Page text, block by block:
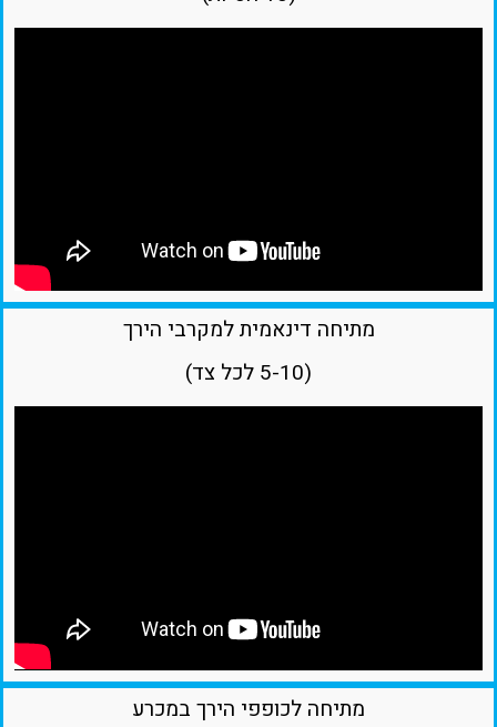
מתיחה דינאמית למקרבי הירך
(5-10 לכל צד)
מתיחה לכופפי הירך במכרע